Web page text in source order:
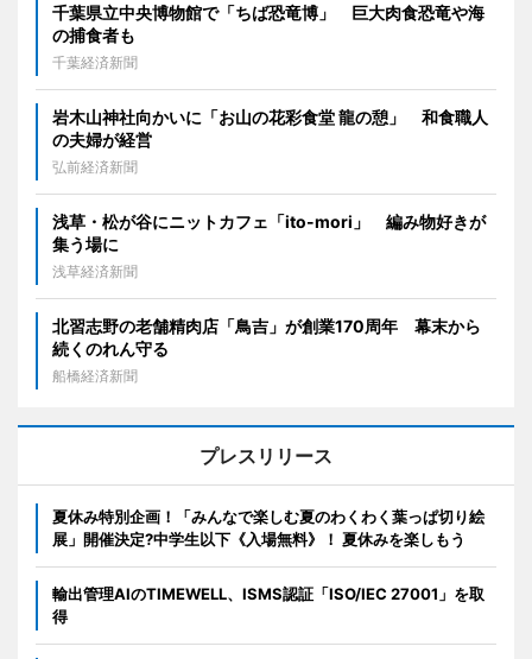
千葉県立中央博物館で「ちば恐竜博」 巨大肉食恐竜や海
の捕食者も
千葉経済新聞
岩木山神社向かいに「お山の花彩食堂 龍の憩」 和食職人
の夫婦が経営
弘前経済新聞
浅草・松が谷にニットカフェ「ito-mori」 編み物好きが
集う場に
浅草経済新聞
北習志野の老舗精肉店「鳥吉」が創業170周年 幕末から
続くのれん守る
船橋経済新聞
プレスリリース
夏休み特別企画！「みんなで楽しむ夏のわくわく葉っぱ切り絵
展」開催決定?中学生以下《入場無料》！ 夏休みを楽しもう
輸出管理AIのTIMEWELL、ISMS認証「ISO/IEC 27001」を取
得